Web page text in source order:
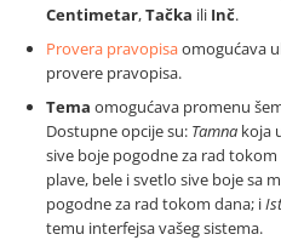
Centimetar,Tačka ili Inč.
Provera pravopisaomogućava
provere pravopisa.
Tema omogućava promenu
Dostupne opcije su: Tamna koja
sive boje pogodne za rad tokom
plave, bele i svetlo sive boje sa
pogodne za rad tokom dana; i
temu interfejsa vašeg sistema.